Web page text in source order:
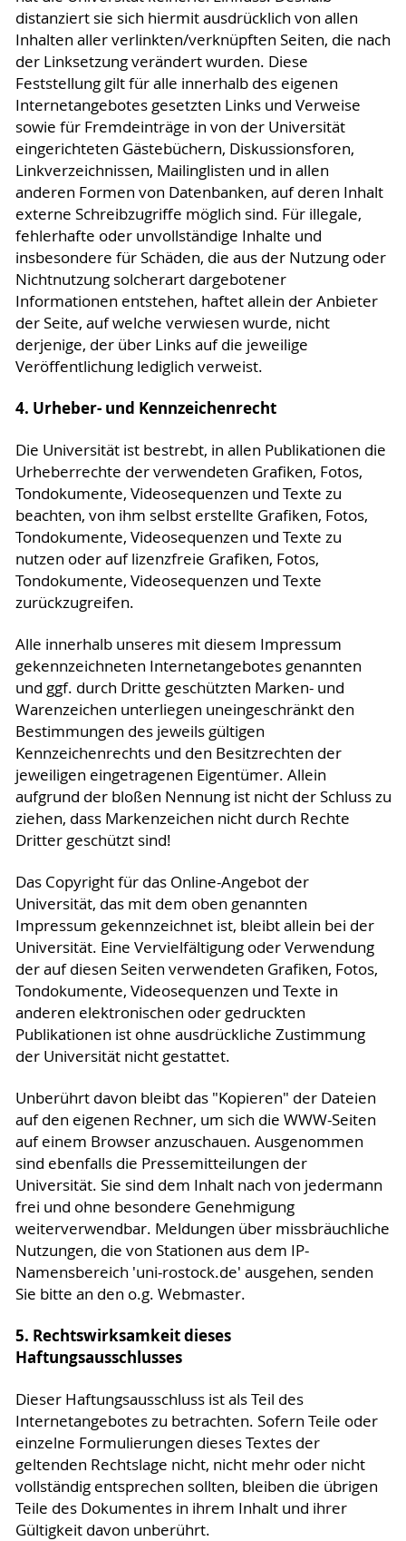
distanziert sie sich hiermit ausdrücklich von allen
Inhalten aller verlinkten/verknüpften Seiten, die nach
der Linksetzung verändert wurden. Diese
Feststellung gilt für alle innerhalb des eigenen
Internetangebotes gesetzten Links und Verweise
sowie für Fremdeinträge in von der Universität
eingerichteten Gästebüchern, Diskussionsforen,
Linkverzeichnissen, Mailinglisten und in allen
anderen Formen von Datenbanken, auf deren Inhalt
externe Schreibzugriffe möglich sind. Für illegale,
fehlerhafte oder unvollständige Inhalte und
insbesondere für Schäden, die aus der Nutzung oder
Nichtnutzung solcherart dargebotener
Informationen entstehen, haftet allein der Anbieter
der Seite, auf welche verwiesen wurde, nicht
derjenige, der über Links auf die jeweilige
Veröffentlichung lediglich verweist.
4. Urheber- und Kennzeichenrecht
Die Universität ist bestrebt, in allen Publikationen die
Urheberrechte der verwendeten Grafiken, Fotos,
Tondokumente, Videosequenzen und Texte zu
beachten, von ihm selbst erstellte Grafiken, Fotos,
Tondokumente, Videosequenzen und Texte zu
nutzen oder auf lizenzfreie Grafiken, Fotos,
Tondokumente, Videosequenzen und Texte
zurückzugreifen.
Alle innerhalb unseres mit diesem Impressum
gekennzeichneten Internetangebotes genannten
und ggf. durch Dritte geschützten Marken- und
Warenzeichen unterliegen uneingeschränkt den
Bestimmungen des jeweils gültigen
Kennzeichenrechts und den Besitzrechten der
jeweiligen eingetragenen Eigentümer. Allein
aufgrund der bloßen Nennung ist nicht der Schluss zu
ziehen, dass Markenzeichen nicht durch Rechte
Dritter geschützt sind!
Das Copyright für das Online-Angebot der
Universität, das mit dem oben genannten
Impressum gekennzeichnet ist, bleibt allein bei der
Universität. Eine Vervielfältigung oder Verwendung
der auf diesen Seiten verwendeten Grafiken, Fotos,
Tondokumente, Videosequenzen und Texte in
anderen elektronischen oder gedruckten
Publikationen ist ohne ausdrückliche Zustimmung
der Universität nicht gestattet.
Unberührt davon bleibt das "Kopieren" der Dateien
auf den eigenen Rechner, um sich die WWW-Seiten
auf einem Browser anzuschauen. Ausgenommen
sind ebenfalls die Pressemitteilungen der
Universität. Sie sind dem Inhalt nach von jedermann
frei und ohne besondere Genehmigung
weiterverwendbar. Meldungen über missbräuchliche
Nutzungen, die von Stationen aus dem IP-
Namensbereich 'uni-rostock.de' ausgehen, senden
Sie bitte an den o.g. Webmaster.
5. Rechtswirksamkeit dieses
Haftungsausschlusses
Dieser Haftungsausschluss ist als Teil des
Internetangebotes zu betrachten. Sofern Teile oder
einzelne Formulierungen dieses Textes der
geltenden Rechtslage nicht, nicht mehr oder nicht
vollständig entsprechen sollten, bleiben die übrigen
Teile des Dokumentes in ihrem Inhalt und ihrer
Gültigkeit davon unberührt.